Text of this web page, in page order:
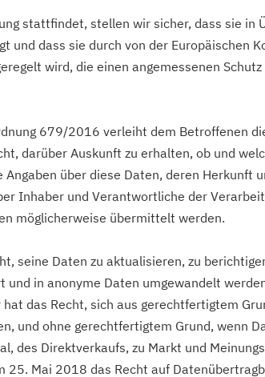
stattfindet, stellen wir sicher, dass sie in
und dass sie durch von der Europäischen
wird, die einen angemessenen
679/2016 verleiht dem Betroffenen
darüber Auskunft zu erhalten, ob und
über diese Daten, deren Herkunft
Inhaber und Verantwortliche der
möglicherweise übermittelt werden.
seine Daten zu aktualisieren, zu
und in anonyme Daten umgewandelt
das Recht, sich aus gerechtfertigtem
und ohne gerechtfertigtem Grund, wenn
des Direktverkaufs, zu Markt und
25. Mai 2018 das Recht auf